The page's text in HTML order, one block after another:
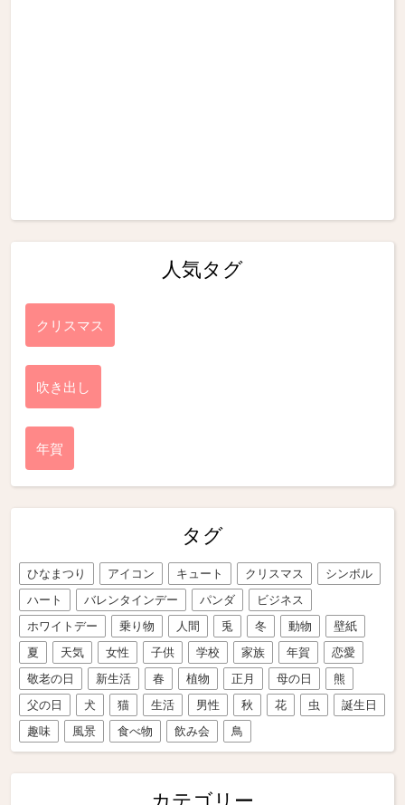
人気タグ
クリスマス
吹き出し
年賀
タグ
ひなまつり アイコン キュート クリスマス
シンボル
ハート
バレンタインデー パンダ
ビジネス
ホワイトデー
乗り物 人間 兎 冬 動物
壁紙
夏
天気 女性 子供 学校 家族 年賀
恋愛
敬老の日
新生活 春 植物 正月 母の日
熊
父の日
犬 猫 生活 男性 秋 花 虫
誕生日
趣味
風景 食べ物 飲み会 鳥
カテゴリー